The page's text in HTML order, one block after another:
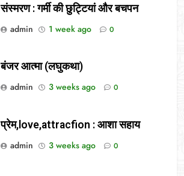
संस्मरण : गर्मी की छुट्टियां और बचपन
admin
1 week ago 0
बंजर आत्मा (लघुकथा)
admin
3 weeks ago 0
प्रेम,love,attracfion : आशा सहाय
admin
3 weeks ago 0